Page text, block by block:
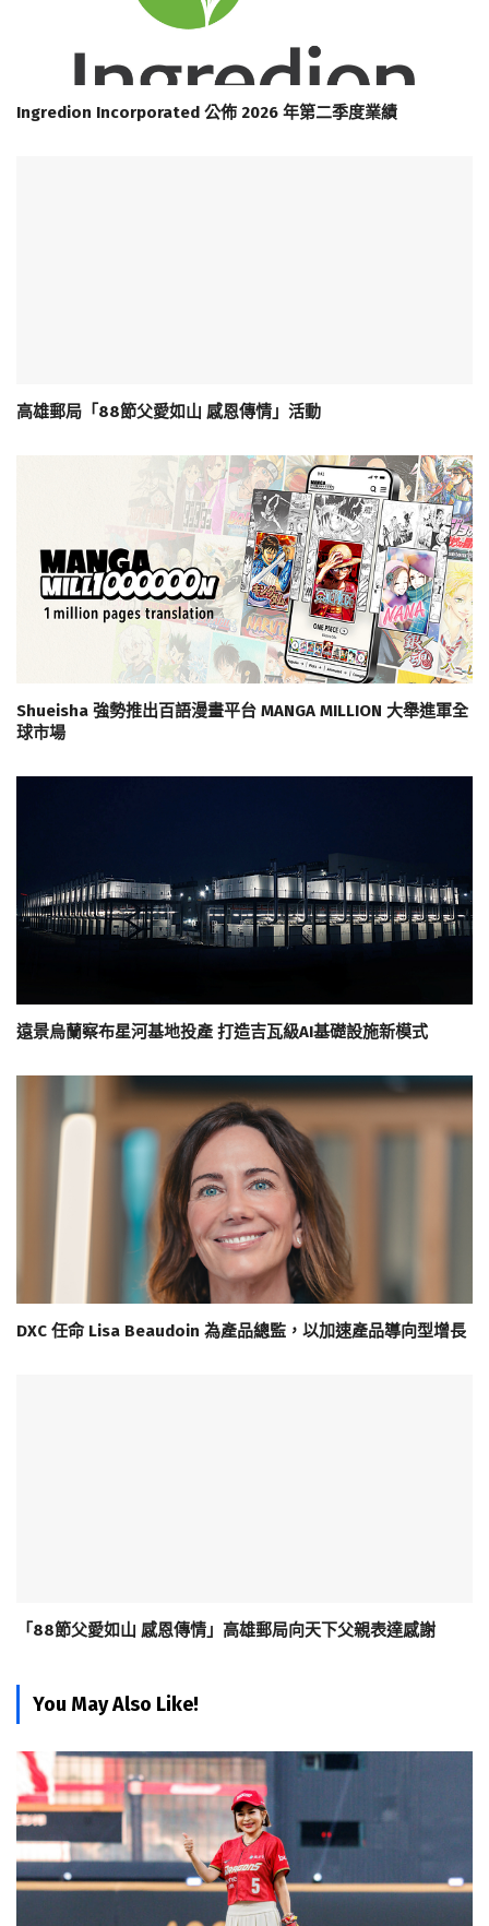
Ingredion Incorporated 公佈 2026 年第二季度業績
高雄郵局「88節父愛如山 感恩傳情」活動
Shueisha 強勢推出百語漫畫平台 MANGA MILLION 大舉進軍全
球市場
遠景烏蘭察布星河基地投產 打造吉瓦級AI基礎設施新模式
DXC 任命 Lisa Beaudoin 為產品總監，以加速產品導向型增長
「88節父愛如山 感恩傳情」高雄郵局向天下父親表達感謝
You May Also Like!